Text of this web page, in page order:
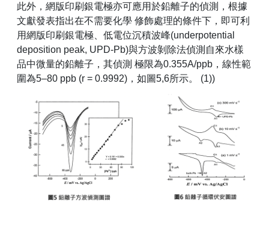
此外，網版印刷銀電極亦可應用於鉛離子的偵測，根據
文獻發表指出在不需要化學 修飾處理的條件下，即可利
用網版印刷銀電極、低電位沉積波峰(underpotential
deposition peak, UPD-Pb)與方波剝除法偵測自來水樣
品中微量的鉛離子，其偵測 極限為0.355A/ppb，線性範
圍為5–80 ppb (r = 0.9992)，如圖5,6所示。 (1))